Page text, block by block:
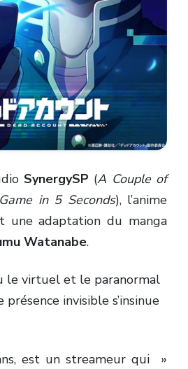
SynergySP (A Couple of
in 5 Seconds), l’anime
une adaptation du manga
Watanabe.
le virtuel et le paranormal
invisible s’insinue
est un streameur qui »